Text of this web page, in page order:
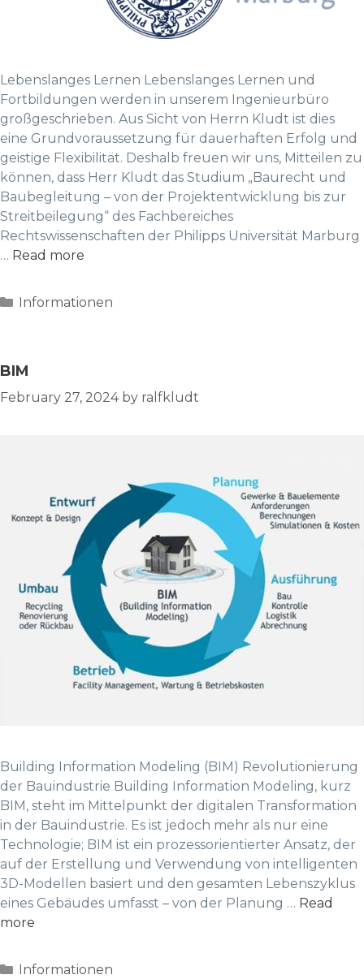
Lebenslanges Lernen Lebenslanges Lernen und
Fortbildungen werden in unserem Ingenieurbüro
großgeschrieben. Aus Sicht von Herrn Kludt ist dies
eine Grundvoraussetzung für dauerhaften Erfolg und
geistige Flexibilität. Deshalb freuen wir uns, Mitteilen zu
können, dass Herr Kludt das Studium „Baurecht und
Baubegleitung – von der Projektentwicklung bis zur
Streitbeilegung“ des Fachbereiches
Rechtswissenschaften der Philipps Universität Marburg
… Read more
Categories
Informationen
BIM
February 27, 2024 by ralfkludt
Building Information Modeling (BIM) Revolutionierung
der Bauindustrie Building Information Modeling, kurz
BIM, steht im Mittelpunkt der digitalen Transformation
in der Bauindustrie. Es ist jedoch mehr als nur eine
Technologie; BIM ist ein prozessorientierter Ansatz, der
auf der Erstellung und Verwendung von intelligenten
3D-Modellen basiert und den gesamten Lebenszyklus
eines Gebäudes umfasst – von der Planung … Read
more
Categories
Informationen